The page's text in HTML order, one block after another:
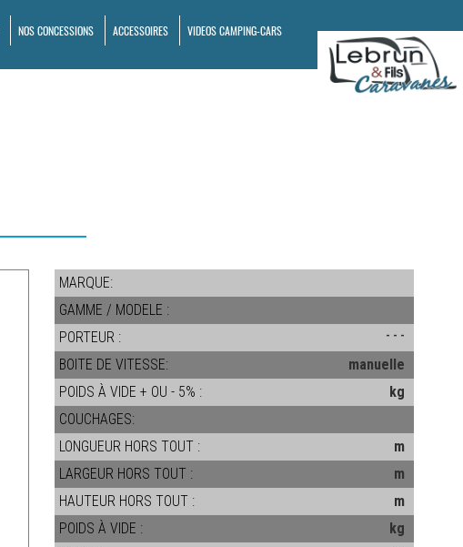
NOS CONCESSIONS ACCESSOIRES VIDEOS CAMPING-CARS
MARQUE:
GAMME / MODELE :
PORTEUR :
- - -
BOITE DE VITESSE:
manuelle
POIDS À VIDE + OU - 5% :
kg
COUCHAGES:
LONGUEUR HORS TOUT :
m
LARGEUR HORS TOUT :
m
HAUTEUR HORS TOUT :
m
POIDS À VIDE :
kg